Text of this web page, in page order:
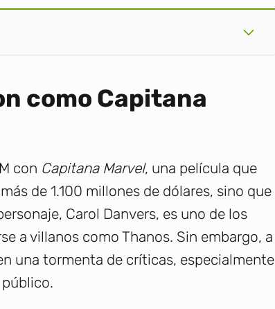
como Capitana
con Capitana Marvel, una película que
de 1.100 millones de dólares, sino que
Carol Danvers, es uno de los
a villanos como Thanos. Sin embargo, a
una tormenta de críticas, especialmente